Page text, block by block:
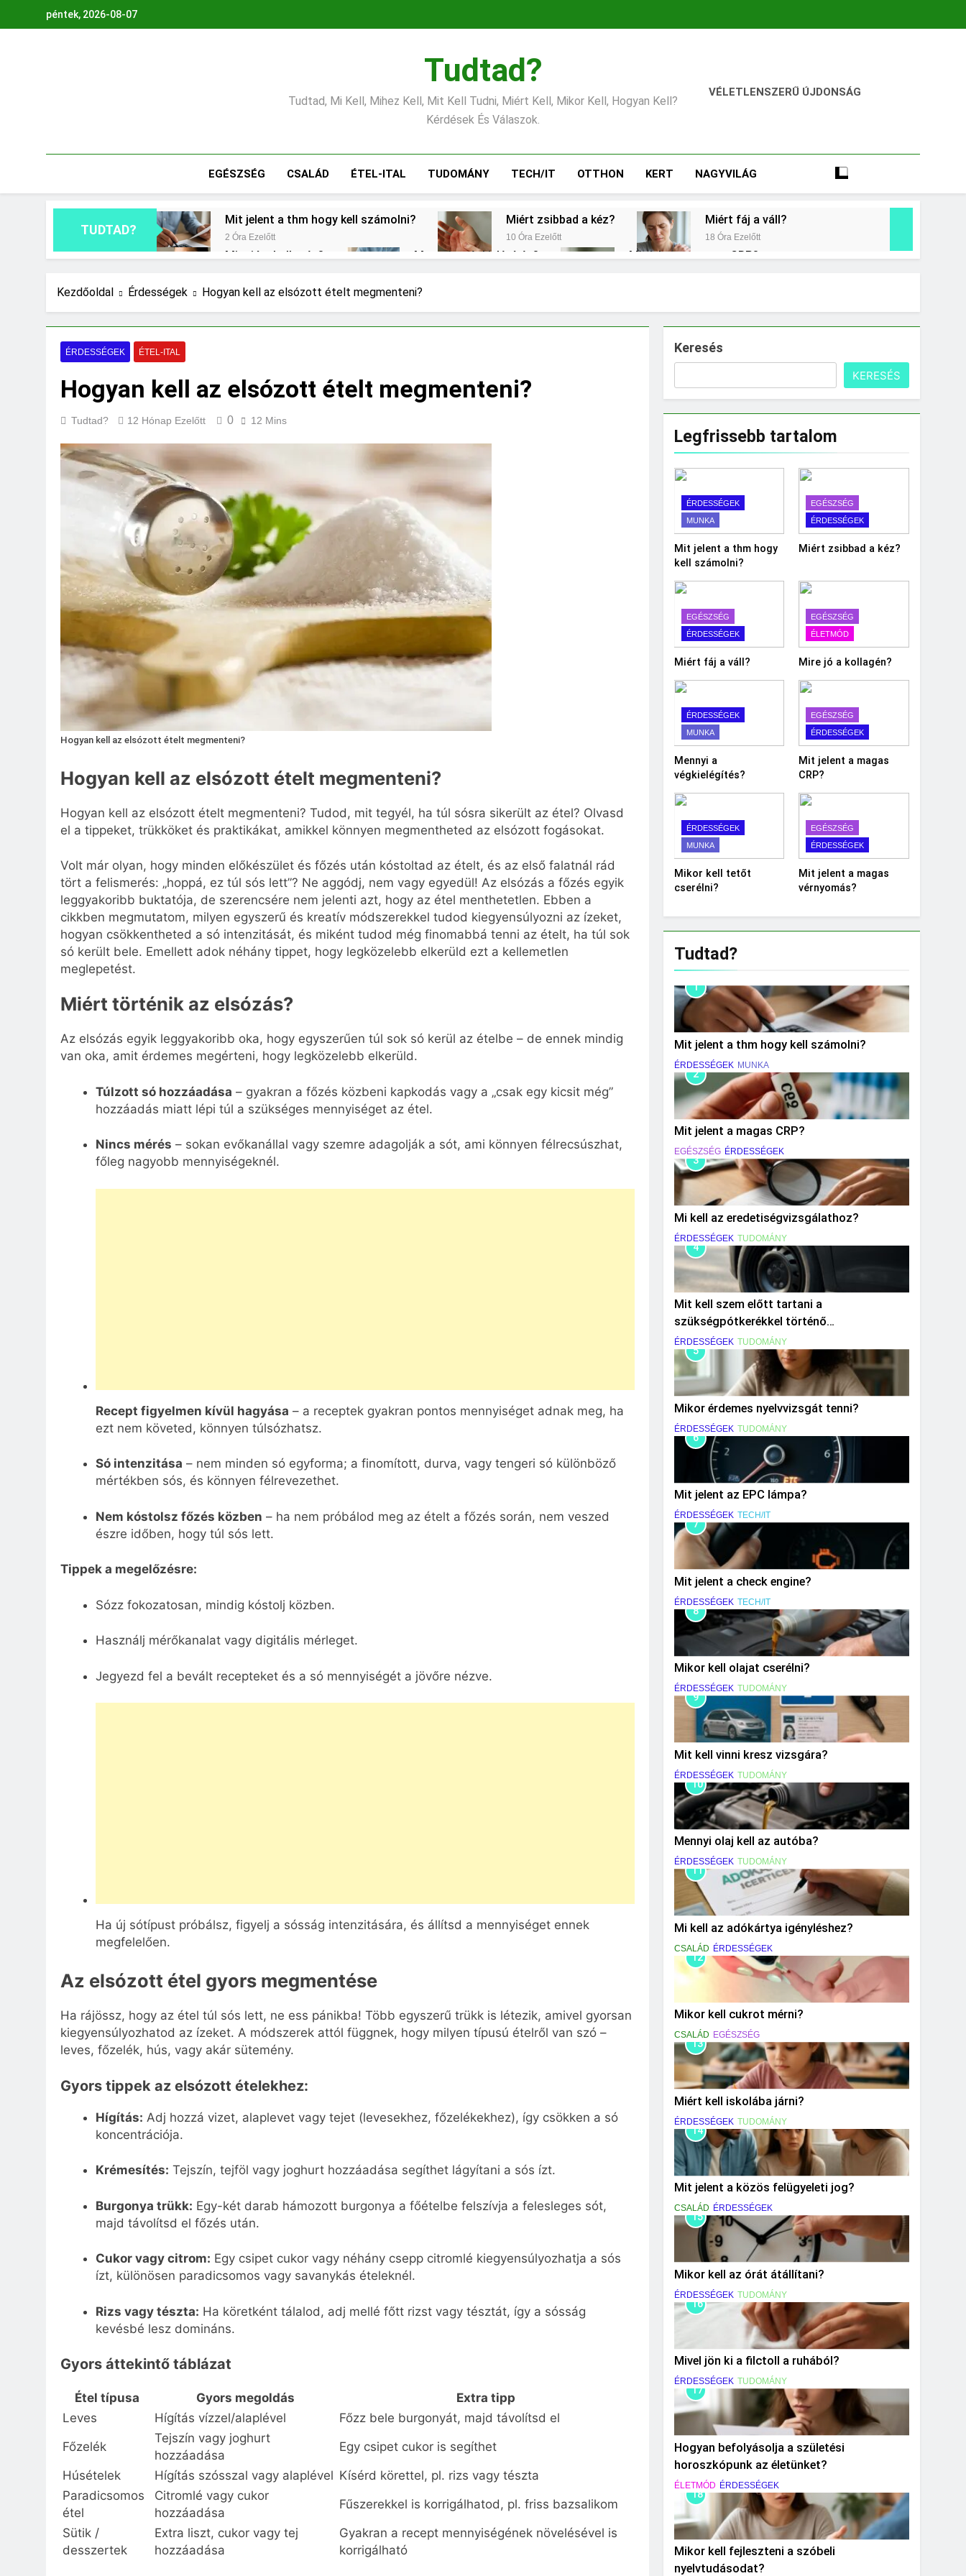
péntek, 2026-08-07
Tudtad?
Tudtad, Mi Kell, Mihez Kell, Mit Kell Tudni, Miért Kell, Mikor Kell, Hogyan Kell?
Kérdések És Válaszok.
VÉLETLENSZERŰ ÚJDONSÁG
EGÉSZSÉG CSALÁD ÉTEL-ITAL TUDOMÁNY TECH/IT OTTHON KERT NAGYVILÁG
TUDTAD?
Mit jelent a thm hogy kell számolni?
2 Óra Ezelőtt
Miért zsibbad a kéz?
10 Óra Ezelőtt
Miért fáj a váll?
18 Óra Ezelőtt
Mire jó a kollagén? Mennyi a végkielégítés? Mit jelent a magas CRP?
Mikor kell tetőt cserélni?
Milyen fűtést érdemes választani? Mennyi a táppénz?
Kezdőoldal Érdességek Hogyan kell az elsózott ételt megmenteni?
ÉRDESSÉGEK ÉTEL-ITAL
Hogyan kell az elsózott ételt megmenteni?
Tudtad? 12 Hónap Ezelőtt 0 12 Mins
Hogyan kell az elsózott ételt megmenteni?
Hogyan kell az elsózott ételt megmenteni?
Hogyan kell az elsózott ételt megmenteni? Tudod, mit tegyél, ha túl sósra sikerült az étel? Olvasd
el a tippeket, trükköket és praktikákat, amikkel könnyen megmentheted az elsózott fogásokat.
Volt már olyan, hogy minden előkészület és főzés után kóstoltad az ételt, és az első falatnál rád
tört a felismerés: „hoppá, ez túl sós lett”? Ne aggódj, nem vagy egyedül! Az elsózás a főzés egyik
leggyakoribb buktatója, de szerencsére nem jelenti azt, hogy az étel menthetetlen. Ebben a
cikkben megmutatom, milyen egyszerű és kreatív módszerekkel tudod kiegyensúlyozni az ízeket,
hogyan csökkentheted a só intenzitását, és miként tudod még finomabbá tenni az ételt, ha túl sok
só került bele. Emellett adok néhány tippet, hogy legközelebb elkerüld ezt a kellemetlen
meglepetést.
Miért történik az elsózás?
Az elsózás egyik leggyakoribb oka, hogy egyszerűen túl sok só kerül az ételbe – de ennek mindig
van oka, amit érdemes megérteni, hogy legközelebb elkerüld.
Túlzott só hozzáadása – gyakran a főzés közbeni kapkodás vagy a „csak egy kicsit még”
hozzáadás miatt lépi túl a szükséges mennyiséget az étel.
Nincs mérés – sokan evőkanállal vagy szemre adagolják a sót, ami könnyen félrecsúszhat,
főleg nagyobb mennyiségeknél.
Recept figyelmen kívül hagyása – a receptek gyakran pontos mennyiséget adnak meg, ha
ezt nem követed, könnyen túlsózhatsz.
Só intenzitása – nem minden só egyforma; a finomított, durva, vagy tengeri só különböző
mértékben sós, és könnyen félrevezethet.
Nem kóstolsz főzés közben – ha nem próbálod meg az ételt a főzés során, nem veszed
észre időben, hogy túl sós lett.
Tippek a megelőzésre:
Sózz fokozatosan, mindig kóstolj közben.
Használj mérőkanalat vagy digitális mérleget.
Jegyezd fel a bevált recepteket és a só mennyiségét a jövőre nézve.
Ha új sótípust próbálsz, figyelj a sósság intenzitására, és állítsd a mennyiséget ennek
megfelelően.
Az elsózott étel gyors megmentése
Ha rájössz, hogy az étel túl sós lett, ne ess pánikba! Több egyszerű trükk is létezik, amivel gyorsan
kiegyensúlyozhatod az ízeket. A módszerek attól függnek, hogy milyen típusú ételről van szó –
leves, főzelék, hús, vagy akár sütemény.
Gyors tippek az elsózott ételekhez:
Hígítás: Adj hozzá vizet, alaplevet vagy tejet (levesekhez, főzelékekhez), így csökken a só
koncentrációja.
Krémesítés: Tejszín, tejföl vagy joghurt hozzáadása segíthet lágyítani a sós ízt.
Burgonya trükk: Egy-két darab hámozott burgonya a főételbe felszívja a felesleges sót,
majd távolítsd el főzés után.
Cukor vagy citrom: Egy csipet cukor vagy néhány csepp citromlé kiegyensúlyozhatja a sós
ízt, különösen paradicsomos vagy savanykás ételeknél.
Rizs vagy tészta: Ha köretként tálalod, adj mellé főtt rizst vagy tésztát, így a sósság
kevésbé lesz domináns.
Gyors áttekintő táblázat
Étel típusa Gyors megoldás
Extra tipp
Leves
Hígítás vízzel/alaplével
Főzz bele burgonyát, majd távolítsd el
Főzelék
Tejszín vagy joghurt
hozzáadása
Egy csipet cukor is segíthet
Húsételek
Hígítás szósszal vagy alaplével Kísérd körettel, pl. rizs vagy tészta
Paradicsomos
étel
Citromlé vagy cukor
hozzáadása
Fűszerekkel is korrigálhatod, pl. friss bazsalikom
Sütik /
desszertek
Extra liszt, cukor vagy tej
hozzáadása
Gyakran a recept mennyiségének növelésével is
korrigálható
Keresés
KERESÉS
Legfrissebb tartalom
ÉRDESSÉGEK
MUNKA
Mit jelent a thm hogy
kell számolni?
EGÉSZSÉG
ÉRDESSÉGEK
Miért zsibbad a kéz?
EGÉSZSÉG
ÉRDESSÉGEK
Miért fáj a váll?
EGÉSZSÉG
ÉLETMÓD
Mire jó a kollagén?
ÉRDESSÉGEK
MUNKA
Mennyi a
végkielégítés?
EGÉSZSÉG
ÉRDESSÉGEK
Mit jelent a magas
CRP?
ÉRDESSÉGEK
MUNKA
Mikor kell tetőt
cserélni?
EGÉSZSÉG
ÉRDESSÉGEK
Mit jelent a magas
vérnyomás?
Tudtad?
1
Mit jelent a thm hogy kell számolni?
ÉRDESSÉGEK MUNKA
2
Mit jelent a magas CRP?
EGÉSZSÉG ÉRDESSÉGEK
3
Mi kell az eredetiségvizsgálathoz?
ÉRDESSÉGEK TUDOMÁNY
4
Mit kell szem előtt tartani a
szükségpótkerékkel történő
közlekedéskor?
ÉRDESSÉGEK TUDOMÁNY
5
Mikor érdemes nyelvvizsgát tenni?
ÉRDESSÉGEK TUDOMÁNY
6
Mit jelent az EPC lámpa?
ÉRDESSÉGEK TECH/IT
7
Mit jelent a check engine?
ÉRDESSÉGEK TECH/IT
8
Mikor kell olajat cserélni?
ÉRDESSÉGEK TUDOMÁNY
9
Mit kell vinni kresz vizsgára?
ÉRDESSÉGEK TUDOMÁNY
10
Mennyi olaj kell az autóba?
ÉRDESSÉGEK TUDOMÁNY
11
Mi kell az adókártya igényléshez?
CSALÁD ÉRDESSÉGEK
12
Mikor kell cukrot mérni?
CSALÁD EGÉSZSÉG
13
Miért kell iskolába járni?
ÉRDESSÉGEK TUDOMÁNY
14
Mit jelent a közös felügyeleti jog?
CSALÁD ÉRDESSÉGEK
15
Mikor kell az órát átállítani?
ÉRDESSÉGEK TUDOMÁNY
16
Mivel jön ki a filctoll a ruhából?
ÉRDESSÉGEK TUDOMÁNY
17
Hogyan befolyásolja a születési
horoszkópunk az életünket?
ÉLETMÓD ÉRDESSÉGEK
18
Mikor kell fejleszteni a szóbeli
nyelvtudásodat?